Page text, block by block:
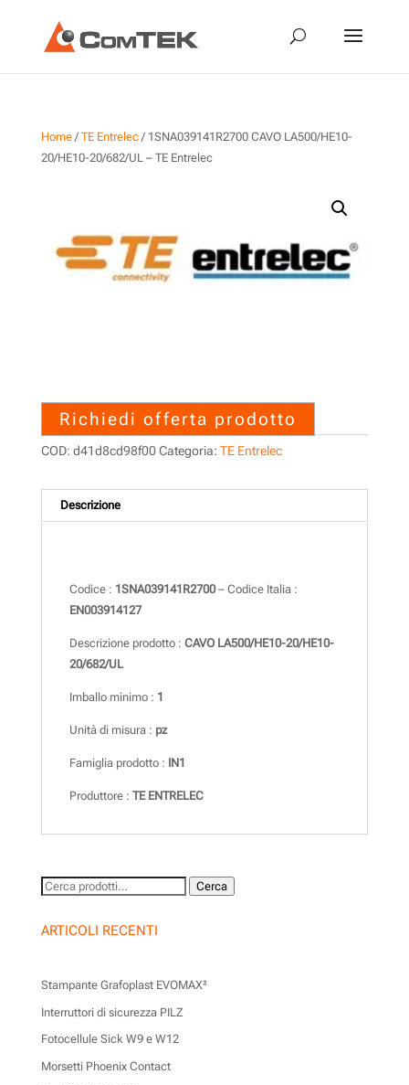
Home/ TE Entrelec/ 1SNA039141R2700 CAVO LA500/HE10-
20/HE10-20/682/UL – TE Entrelec
Richiedi offerta prodotto
COD: d41d8cd98f00 Categoria: TE Entrelec
Descrizione
Codice : 1SNA039141R2700– Codice Italia :
EN003914127
Descrizione prodotto : CAVO LA500/HE10-20/HE10-
20/682/UL
Imballo minimo : 1
Unità di misura : pz
Famiglia prodotto : IN1
Produttore : TE ENTRELEC
Cerca: Cerca
ARTICOLI RECENTI
Stampante Grafoplast EVOMAX²
Interruttori di sicurezza PILZ
Fotocellule Sick W9 e W12
Morsetti Phoenix Contact